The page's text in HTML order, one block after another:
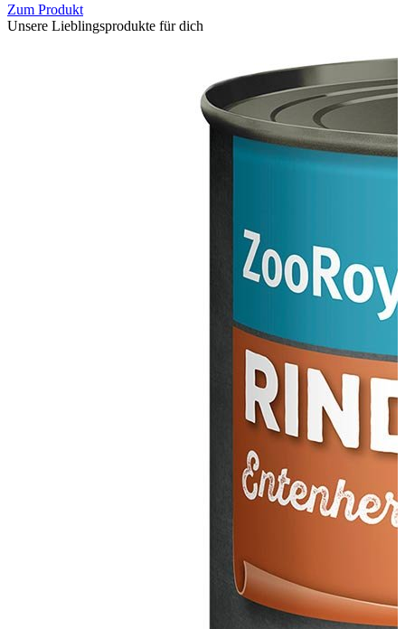
Zum Produkt
Unsere Lieblingsprodukte für dich